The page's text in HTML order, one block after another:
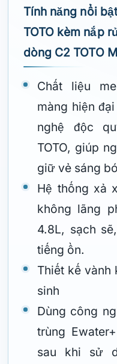
Tính năng nổi
TOTO kèm nắp
dòng C2 TOTO
Chất liệu
màng hiện
nghệ độc
TOTO, giúp
giữ vẻ sáng
Hệ thống xả
không lãng
4.8L, sạch
tiếng ồn.
Thiết kế vành
sinh
Dùng công
trùng
sau khi sử